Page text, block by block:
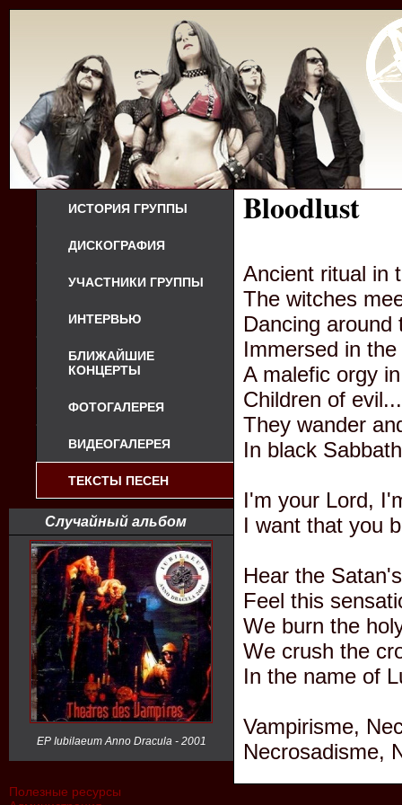
ИСТОРИЯ ГРУППЫ
ДИСКОГРАФИЯ
УЧАСТНИКИ ГРУППЫ
ИНТЕРВЬЮ
БЛИЖАЙШИЕ
КОНЦЕРТЫ
ФОТОГАЛЕРЕЯ
ВИДЕОГАЛЕРЕЯ
ТЕКСТЫ ПЕСЕН
Случайный альбом
EP Iubilaeum Anno Dracula - 2001
Bloodlust
Ancient ritual in
The witches
Dancing around
Immersed in
A malefic orgy
Children of
They wander
In black
I'm your Lord,
I want that you
Hear the
Feel this
We burn the
We crush the
In the name of
Vampirisme,
Necrosadisme,
Полезные ресурсы